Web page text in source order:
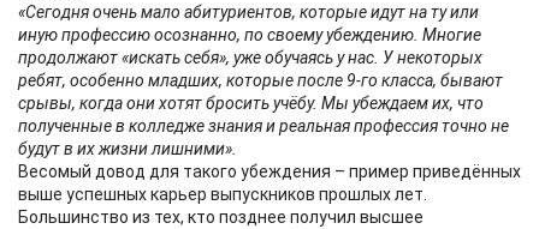
«Сегодня очень мало абитуриентов, которые идут на ту или
иную профессию осознанно, по своему убеждению. Многие
продолжают «искать себя», уже обучаясь у нас. У некоторых
ребят, особенно младших, которые после 9-го класса, бывают
срывы, когда они хотят бросить учёбу. Мы убеждаем их, что
полученные в колледже знания и реальная профессия точно не
будут в их жизни лишними».
Весомый довод для такого убеждения – пример приведённых
выше успешных карьер выпускников прошлых лет.
Большинство из тех, кто позднее получил высшее